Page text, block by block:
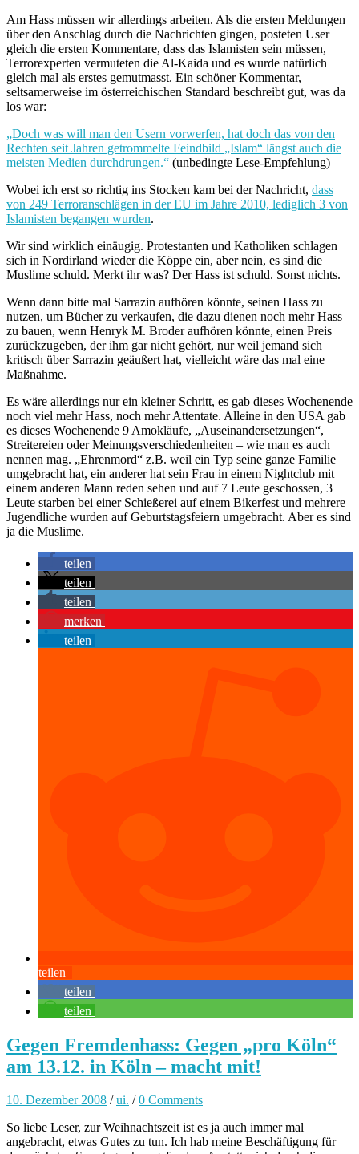
Am Hass müssen wir allerdings arbeiten. Als die ersten Meldungen
über den Anschlag durch die Nachrichten gingen, posteten User
gleich die ersten Kommentare, dass das Islamisten sein müssen,
Terrorexperten vermuteten die Al-Kaida und es wurde natürlich
gleich mal als erstes gemutmasst. Ein schöner Kommentar,
seltsamerweise im österreichischen Standard beschreibt gut, was da
los war:
„Doch was will man den Usern vorwerfen, hat doch das von den
Rechten seit Jahren getrommelte Feindbild „Islam“ längst auch die
meisten Medien durchdrungen.“ (unbedingte Lese-Empfehlung)
Wobei ich erst so richtig ins Stocken kam bei der Nachricht, dass
von 249 Terroranschlägen in der EU im Jahre 2010, lediglich 3 von
Islamisten begangen wurden.
Wir sind wirklich einäugig. Protestanten und Katholiken schlagen
sich in Nordirland wieder die Köppe ein, aber nein, es sind die
Muslime schuld. Merkt ihr was? Der Hass ist schuld. Sonst nichts.
Wenn dann bitte mal Sarrazin aufhören könnte, seinen Hass zu
nutzen, um Bücher zu verkaufen, die dazu dienen noch mehr Hass
zu bauen, wenn Henryk M. Broder aufhören könnte, einen Preis
zurückzugeben, der ihm gar nicht gehört, nur weil jemand sich
kritisch über Sarrazin geäußert hat, vielleicht wäre das mal eine
Maßnahme.
Es wäre allerdings nur ein kleiner Schritt, es gab dieses Wochenende
noch viel mehr Hass, noch mehr Attentate. Alleine in den USA gab
es dieses Wochenende 9 Amokläufe, „Auseinandersetzungen“,
Streitereien oder Meinungsverschiedenheiten – wie man es auch
nennen mag. „Ehrenmord“ z.B. weil ein Typ seine ganze Familie
umgebracht hat, ein anderer hat sein Frau in einem Nightclub mit
einem anderen Mann reden sehen und auf 7 Leute geschossen, 3
Leute starben bei einer Schießerei auf einem Bikerfest und mehrere
Jugendliche wurden auf Geburtstagsfeiern umgebracht. Aber es sind
ja die Muslime.
teilen
teilen
teilen
merken
teilen
teilen
teilen
teilen
Gegen Fremdenhass: Gegen „pro Köln“
am 13.12. in Köln – macht mit!
10. Dezember 2008 /ui. /0 Comments
So liebe Leser, zur Weihnachtszeit ist es ja auch immer mal
angebracht, etwas Gutes zu tun. Ich hab meine Beschäftigung für